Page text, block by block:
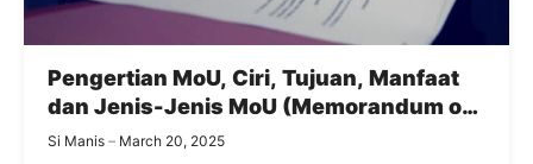
Pengertian MoU, Ciri, Tujuan, Manfaat
dan Jenis-Jenis MoU (Memorandum of
Understanding) Lengkap
Si Manis March 20, 2025